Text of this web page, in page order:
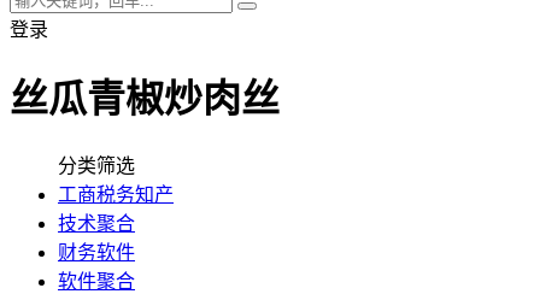
登录
丝瓜青椒炒肉丝
分类筛选
工商税务知产
技术聚合
财务软件
软件聚合